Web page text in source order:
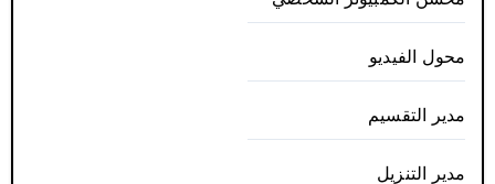
محول الفيديو
مدير التقسيم
مدير التنزيل